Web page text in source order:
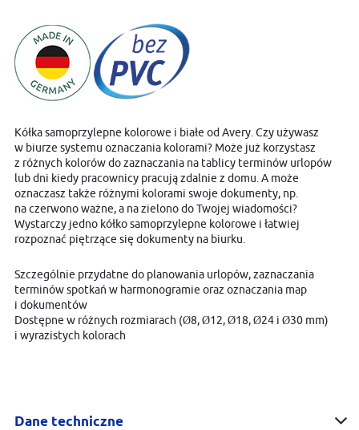
Kółka samoprzylepne kolorowe i białe od Avery. Czy używasz
w biurze systemu oznaczania kolorami? Może już korzystasz
z różnych kolorów do zaznaczania na tablicy terminów urlopów
lub dni kiedy pracownicy pracują zdalnie z domu. A może
oznaczasz także różnymi kolorami swoje dokumenty, np.
na czerwono ważne, a na zielono do Twojej wiadomości?
Wystarczy jedno kółko samoprzylepne kolorowe i łatwiej
rozpoznać piętrzące się dokumenty na biurku.
Szczególnie przydatne do planowania urlopów, zaznaczania
terminów spotkań w harmonogramie oraz oznaczania map
i dokumentów
Dostępne w różnych rozmiarach (Ø8, Ø12, Ø18, Ø24 i Ø30 mm)
i wyrazistych kolorach
Dane techniczne